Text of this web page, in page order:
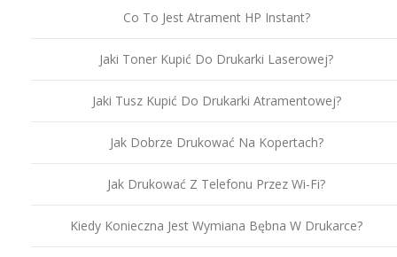
Co To Jest Atrament HP Instant?
Jaki Toner Kupić Do Drukarki Laserowej?
Jaki Tusz Kupić Do Drukarki Atramentowej?
Jak Dobrze Drukować Na Kopertach?
Jak Drukować Z Telefonu Przez Wi-Fi?
Kiedy Konieczna Jest Wymiana Bębna W Drukarce?